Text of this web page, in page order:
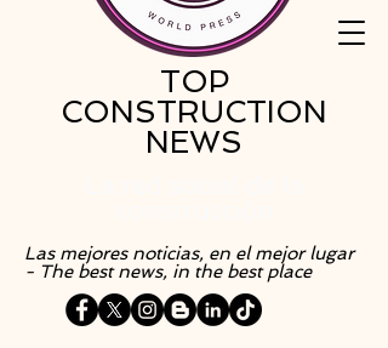
TOP
CONSTRUCTION
NEWS
Las mejores noticias, en el mejor lugar
- The best news, in the best place